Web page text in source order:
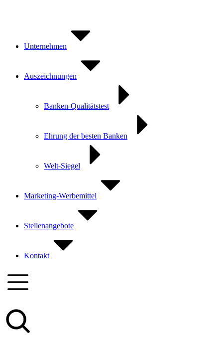
Unternehmen
Auszeichnungen
Banken-Qualitätstest
Ehrung der besten Banken
Welt-Siegel
Marketing-Werbemittel
Stellenangebote
Kontakt